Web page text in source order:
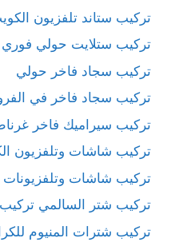
تركيب ستاند تلفزيون
تركيب ستلايت حولي فوري
تركيب سجاد فاخر حولي
تركيب سجاد فاخر في
تركيب سيراميك فاخر
تركيب شاشات وتلفزيون
تركيب شاشات
تركيب شتر السالمي
تركيب شترات المنيوم